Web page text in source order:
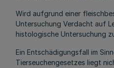
Wird aufgrund einer
Untersuchung Verdacht auf
histologische Untersuchung
Ein Entschädigungsfall im
Tierseuchengesetzes liegt